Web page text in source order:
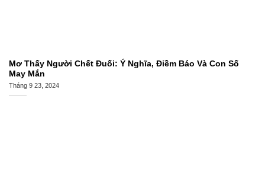
Mơ Thấy Người Chết Đuối: Ý Nghĩa, Điềm Báo Và Con Số
May Mắn
Tháng 9 23, 2024